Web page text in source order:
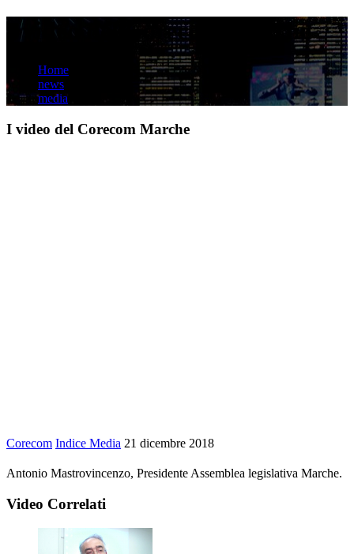
I video del Corecom Marche
Home
news
media
I video del Corecom Marche
Corecom Indice Media 21 dicembre 2018
Antonio Mastrovincenzo, Presidente Assemblea legislativa Marche.
Video Correlati